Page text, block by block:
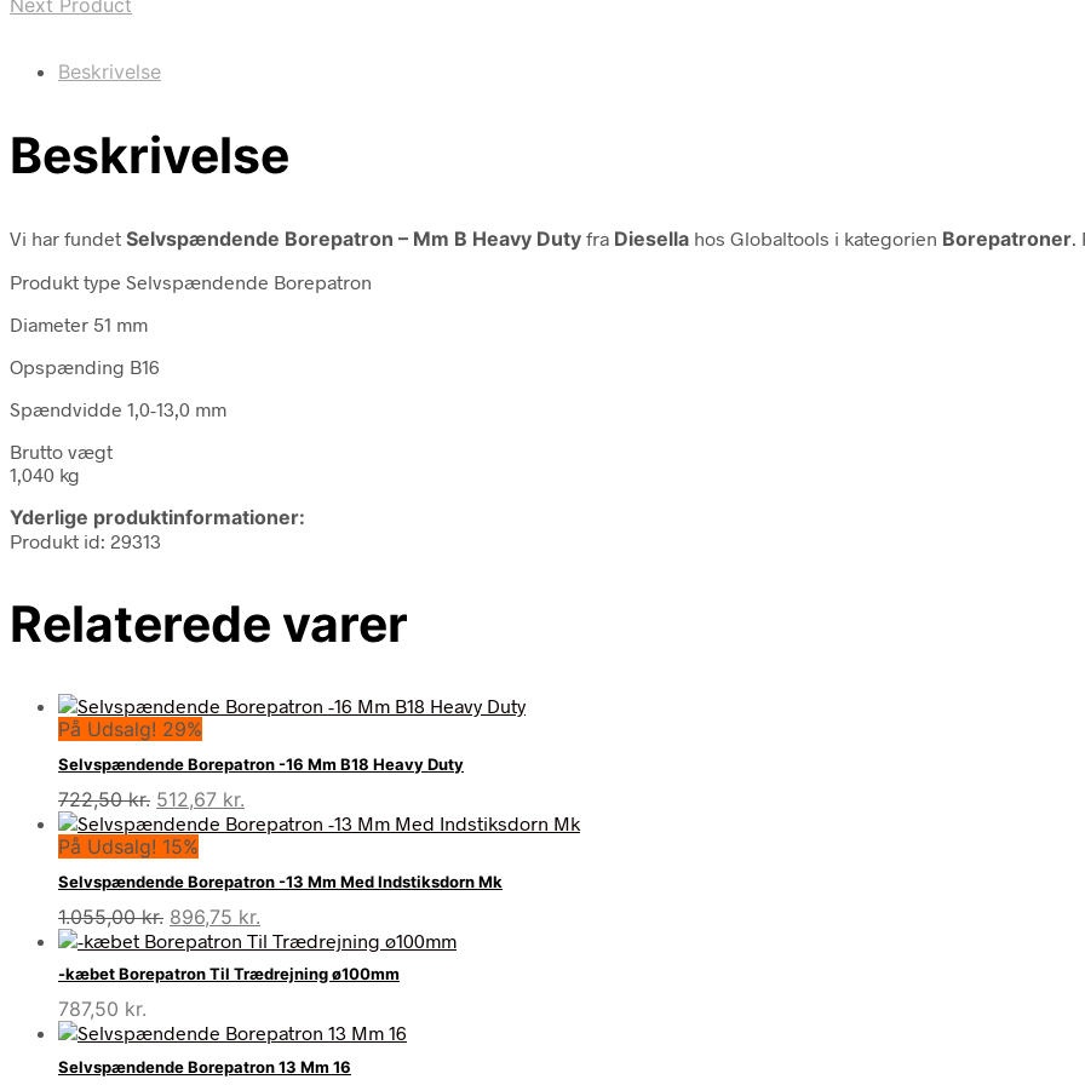
Beskrivelse
Beskrivelse
Vi har fundet Selvspændende Borepatron – Mm B Heavy Duty fra Diesella hos Globaltools i kategorien Borepatroner
Produkt type Selvspændende Borepatron
Diameter 51 mm
Opspænding B16
Spændvidde 1,0-13,0 mm
Brutto vægt
1,040 kg
Yderlige produktinformationer:
Produkt id: 29313
Relaterede varer
På Udsalg! 29%
Selvspændende Borepatron -16 Mm B18 Heavy Duty
722,50kr. Den
oprindelige
pris
var:
722,50 kr..
512,67 kr.
aktuelle
er:
512,67 kr..
På Udsalg! 15%
Selvspændende Borepatron -13 Mm Med Indstiksdorn Mk
1.055,00kr. Den
oprindelige
pris
var:
896,75 kr.
aktuelle
pris
er:
-kæbet Borepatron Til Trædrejning ø100mm
787,50 kr.
Selvspændende Borepatron 13 Mm 16